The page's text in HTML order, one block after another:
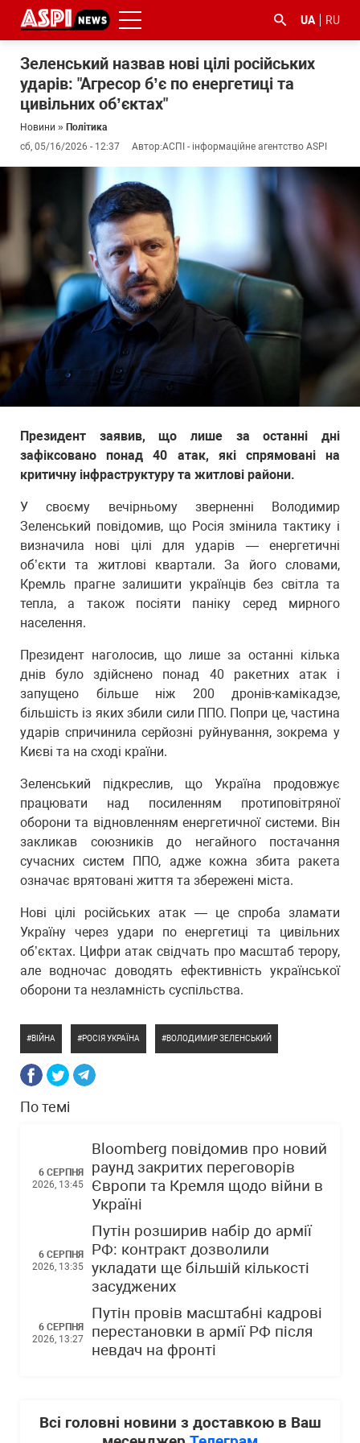
UA RU
Зеленський назвав нові цілі російських
ударів: "Агресор б’є по енергетиці та
цивільних об’єктах"
Новини » Політика
сб, 05/16/2026 - 12:37
Автор:АСПІ - інформаційне агентство ASPI
Президент заявив, що лише за останні дні
зафіксовано понад 40 атак, які спрямовані на
критичну інфраструктуру та житлові райони.
У своєму вечірньому зверненні Володимир
Зеленський повідомив, що Росія змінила тактику і
визначила нові цілі для ударів — енергетичні
об’єкти та житлові квартали. За його словами,
Кремль прагне залишити українців без світла та
тепла, а також посіяти паніку серед мирного
населення.
Президент наголосив, що лише за останні кілька
днів було здійснено понад 40 ракетних атак і
запущено більше ніж 200 дронів-камікадзе,
більшість із яких збили сили ППО. Попри це, частина
ударів спричинила серйозні руйнування, зокрема у
Києві та на сході країни.
Зеленський підкреслив, що Україна продовжує
працювати над посиленням протиповітряної
оборони та відновленням енергетичної системи. Він
закликав союзників до негайного постачання
сучасних систем ППО, адже кожна збита ракета
означає врятовані життя та збережені міста.
Нові цілі російських атак — це спроба зламати
Україну через удари по енергетиці та цивільних
об’єктах. Цифри атак свідчать про масштаб терору,
але водночас доводять ефективність української
оборони та незламність суспільства.
ВІЙНА РОСІЯ УКРАЇНА ВОЛОДИМИР ЗЕЛЕНСЬКИЙ
По темі
6 СЕРПНЯ
2026, 13:45
Bloomberg повідомив про новий
раунд закритих переговорів
Європи та Кремля щодо війни в
Україні
6 СЕРПНЯ
2026, 13:35
Путін розширив набір до армії
РФ: контракт дозволили
укладати ще більшій кількості
засуджених
6 СЕРПНЯ
2026, 13:27
Путін провів масштабні кадрові
перестановки в армії РФ після
невдач на фронті
Всі головні новини з доставкою в Ваш
#боротьба
корупцією
#ДФС #коронавірус